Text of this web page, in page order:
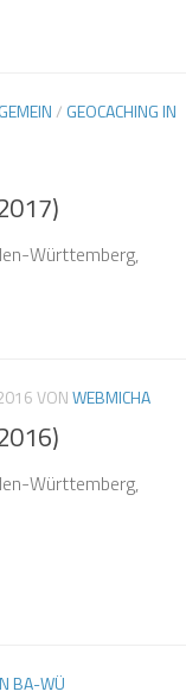
/ GEOCACHING IN
Württemberg,
VONWEBMICHA
Württemberg,
BA-WÜ